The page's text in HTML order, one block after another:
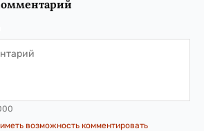
возможность комментировать